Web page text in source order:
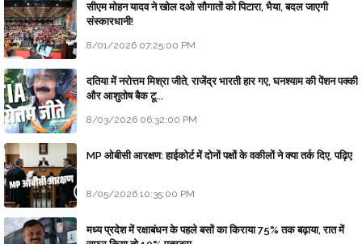
सीएम मोहन यादव ने खोल दओ सौगातों को पिटारा, भैया, बदल जाएगी
संस्कारधानी!
8/01/2026 07:25:00 PM
दतिया में नरोत्तम मिश्रा जीते, राजेंद्र भारती हार गए, घनश्याम की पेंशन पक्की
और आशुतोष बैक टू...
8/03/2026 06:32:00 PM
MP ओबीसी आरक्षण: हाईकोर्ट में दोनों पक्षों के वकीलों ने क्या तर्क दिए, पढ़िए
8/05/2026 10:35:00 PM
मध्य प्रदेश में रक्षाबंधन के पहले बसों का किराया 75% तक बढ़ाया, रात में